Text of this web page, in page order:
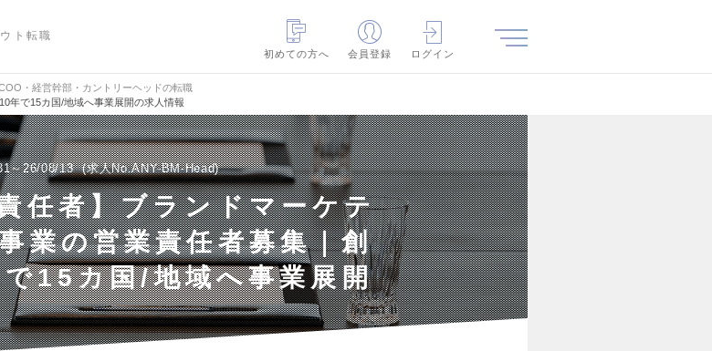
ト転職
初めての方へ
会員登録 ログイン
・経営幹部・カントリーヘッドの転職
年で15カ国/地域へ事業展開の求人情報
～26/08/13 求人No.ANY-BM-Head
任者】ブランドマーケテ
業の営業責任者募集｜創
15カ国/地域へ事業展開